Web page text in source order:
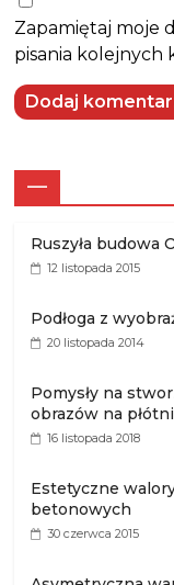
Zapamiętaj moje
pisania kolejnych
—
Ruszyła budowa
12 listopada 2015
Podłoga z
20 listopada 2014
Pomysły na
obrazów na
16 listopada 2018
Estetyczne
betonowych
30 czerwca 2015